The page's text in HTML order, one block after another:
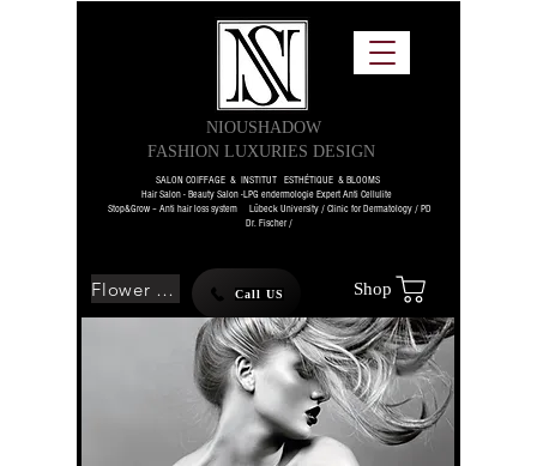
NIOUSHADOW
FASHION LUXURIES DESIGN
Shop
Call US
Flower SHOP
SALON COIFFAGE & INSTITUT ESTHÉTIQUE & BLOOMS
Hair Salon - Beauty Salon -LPG endermologie Expert Anti Cellulite
Stop&Grow – Anti hair loss system Lübeck University / Clinic for Dermatology / PD
Dr. Fischer /